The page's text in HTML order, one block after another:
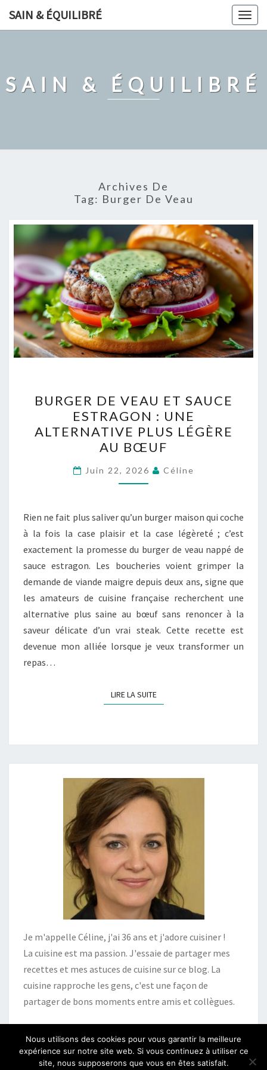
SAIN & ÉQUILIBRÉ
SAIN & ÉQUILIBRÉ
Archives De
Tag: Burger De Veau
DE
VEAU
ET
SAUCE
ESTRAGON
:
ALTERNATIVE
PLUS
LÉGÈRE
AU
BŒUF
BURGER DE VEAU ET SAUCE
ESTRAGON : UNE
ALTERNATIVE PLUS LÉGÈRE
AU BŒUF
Juin 22, 2026 Céline
Rien ne fait plus saliver qu’un burger maison qui coche
à la fois la case plaisir et la case légèreté ; c’est
exactement la promesse du burger de veau nappé de
sauce estragon. Les boucheries voient grimper la
demande de viande maigre depuis deux ans, signe que
les amateurs de cuisine française recherchent une
alternative plus saine au bœuf sans renoncer à la
saveur délicate d’un vrai steak. Cette recette est
devenue mon alliée lorsque je veux transformer un
repas…
LIRE LA SUITELIRE LA SUITE
Je m'appelle Céline, j'ai 36 ans et j'adore cuisiner !
La cuisine est ma passion. J'essaie de partager mes
recettes et mes astuces de cuisine sur ce blog. La
cuisine rapproche les gens, c'est une façon de
partager de bons moments entre amis et collègues.
Nous utilisons des cookies pour vous garantir la meilleure
expérience sur notre site web. Si vous continuez à utiliser ce
site, nous supposerons que vous en êtes satisfait.